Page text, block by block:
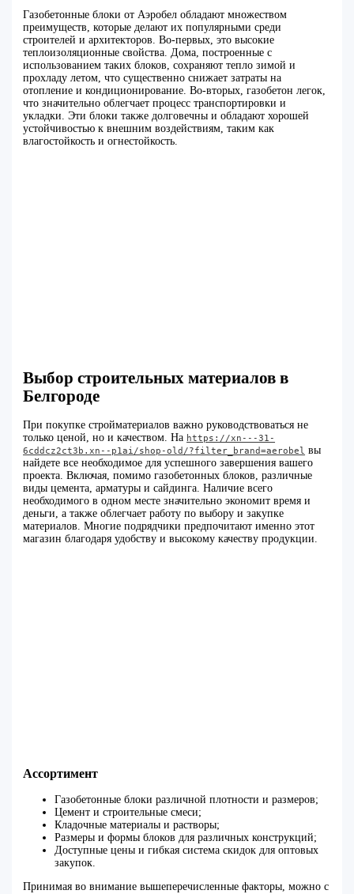
Газобетонные блоки от Аэробел обладают множеством
преимуществ, которые делают их популярными среди
строителей и архитекторов. Во-первых, это высокие
теплоизоляционные свойства. Дома, построенные с
использованием таких блоков, сохраняют тепло зимой и
прохладу летом, что существенно снижает затраты на
отопление и кондиционирование. Во-вторых, газобетон легок,
что значительно облегчает процесс транспортировки и
укладки. Эти блоки также долговечны и обладают хорошей
устойчивостью к внешним воздействиям, таким как
влагостойкость и огнестойкость.
Выбор строительных материалов в
Белгороде
При покупке стройматериалов важно руководствоваться не
только ценой, но и качеством. На https://xn---31-
6cddcz2ct3b.xn--p1ai/shop-old/?filter_brand=aerobel вы
найдете все необходимое для успешного завершения вашего
проекта. Включая, помимо газобетонных блоков, различные
виды цемента, арматуры и сайдинга. Наличие всего
необходимого в одном месте значительно экономит время и
деньги, а также облегчает работу по выбору и закупке
материалов. Многие подрядчики предпочитают именно этот
магазин благодаря удобству и высокому качеству продукции.
Ассортимент
Газобетонные блоки различной плотности и размеров;
Цемент и строительные смеси;
Кладочные материалы и растворы;
Размеры и формы блоков для различных конструкций;
Доступные цены и гибкая система скидок для оптовых
закупок.
Принимая во внимание вышеперечисленные факторы, можно с